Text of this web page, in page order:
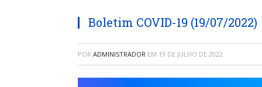
Boletim COVID-19 (19/07/2022)
POR ADMINISTRADOR EM 19 DE JULHO DE 2022